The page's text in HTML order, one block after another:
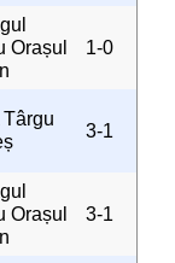
Orașul
1-0
3-1
Orașul
3-1